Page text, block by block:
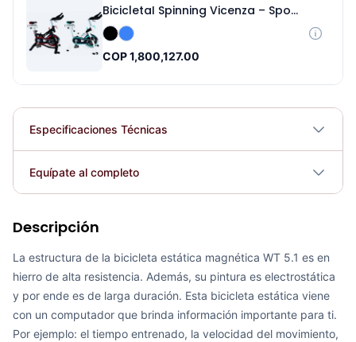
BicicletaI Spinning Vicenza – Sport Fitness 070319
COP 1,800,127.00
Especificaciones Técnicas
Plegable No
Equípate al completo
COP 3,171,652.00
BicicletaI Spinning Vicenza – Sport Fitness 070319
Descripción
La estructura de la bicicleta estática magnética WT 5.1 es en
hierro de alta resistencia. Además, su pintura es electrostática
y por ende es de larga duración. Esta bicicleta estática viene
con un computador que brinda información importante para ti.
Por ejemplo: el tiempo entrenado, la velocidad del movimiento,